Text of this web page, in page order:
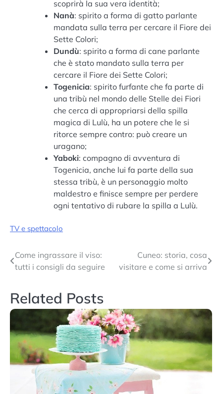
scoprirà la sua vera identità;
Nanà: spirito a forma di gatto parlante
mandata sulla terra per cercare il Fiore dei
Sette Colori;
Dundù: spirito a forma di cane parlante
che è stato mandato sulla terra per
cercare il Fiore dei Sette Colori;
Togenicia: spirito furfante che fa parte di
una tribù nel mondo delle Stelle dei Fiori
che cerca di appropriarsi della spilla
magica di Lulù, ha un potere che le si
ritorce sempre contro: può creare un
uragano;
Yaboki: compagno di avventura di
Togenicia, anche lui fa parte della sua
stessa tribù, è un personaggio molto
maldestro e finisce sempre per perdere
ogni tentativo di rubare la spilla a Lulù.
TV e spettacolo
Navigazione
Come ingrassare il viso:
tutti i consigli da seguire
Cuneo: storia, cosa
visitare e come si arriva
Related Posts